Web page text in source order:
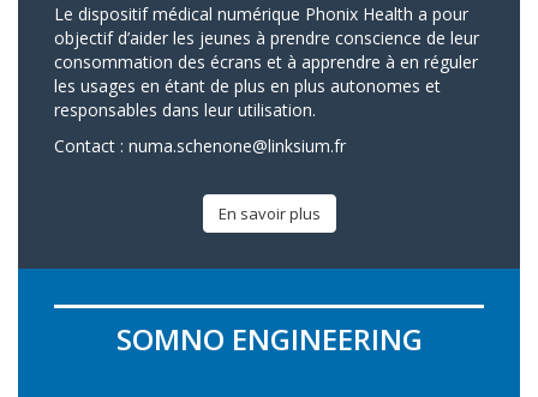
Le dispositif médical numérique Phonix Health a pour
objectif d’aider les jeunes à prendre conscience de leur
consommation des écrans et à apprendre à en réguler
les usages en étant de plus en plus autonomes et
responsables dans leur utilisation.
Contact : numa.schenone@linksium.fr
En savoir plus
SOMNO ENGINEERING